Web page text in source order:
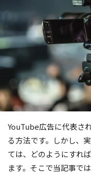
YouTube広告に代表さ
る方法です。しかし、
ては、どのようにすれ
ます。そこで当記事で